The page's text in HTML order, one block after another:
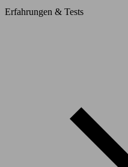
Erfahrungen & Tests